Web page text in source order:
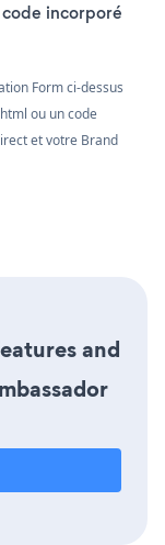
incorporé
Form ci-dessus
ou un code
et votre Brand
and